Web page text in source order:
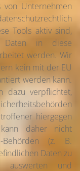
Unternehmen
Tools aktiv sind,
Daten in diese
werden. Wir
kein mit der EU
werden kann.
dazu verpflichtet,
hiergegen
daher nicht
Behörden (z. B.
Daten zu
auswerten und